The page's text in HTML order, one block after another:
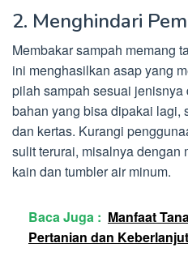
2. Menghindari
Membakar sampah memang
ini menghasilkan asap yang
pilah sampah sesuai
bahan yang bisa dipakai lagi,
dan kertas. Kurangi
sulit terurai, misalnya dengan
kain dan tumbler air minum.
Baca Juga : Manfaat
Pertanian dan